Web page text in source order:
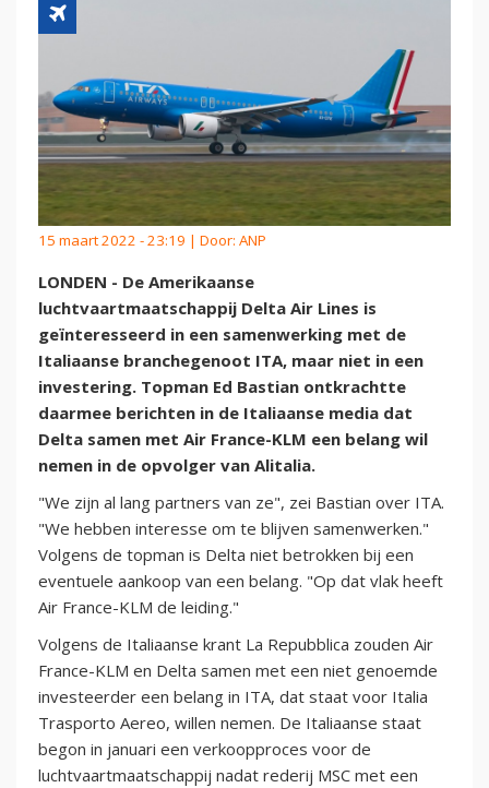
15 maart 2022 - 23:19 | Door: ANP
LONDEN - De Amerikaanse
luchtvaartmaatschappij Delta Air Lines is
geïnteresseerd in een samenwerking met de
Italiaanse branchegenoot ITA, maar niet in een
investering. Topman Ed Bastian ontkrachtte
daarmee berichten in de Italiaanse media dat
Delta samen met Air France-KLM een belang wil
nemen in de opvolger van Alitalia.
"We zijn al lang partners van ze", zei Bastian over ITA.
"We hebben interesse om te blijven samenwerken."
Volgens de topman is Delta niet betrokken bij een
eventuele aankoop van een belang. "Op dat vlak heeft
Air France-KLM de leiding."
Volgens de Italiaanse krant La Repubblica zouden Air
France-KLM en Delta samen met een niet genoemde
investeerder een belang in ITA, dat staat voor Italia
Trasporto Aereo, willen nemen. De Italiaanse staat
begon in januari een verkoopproces voor de
luchtvaartmaatschappij nadat rederij MSC met een